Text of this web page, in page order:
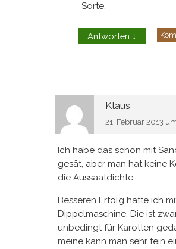
Sorte.
Antworten ↓
Klaus
21. Februar 2013
Ich habe das schon mit
gesät, aber man hat keine
die Aussaatdichte.
Besseren Erfolg hatte ich
Dippelmaschine. Die ist
unbedingt für Karotten
meine kann man sehr fein